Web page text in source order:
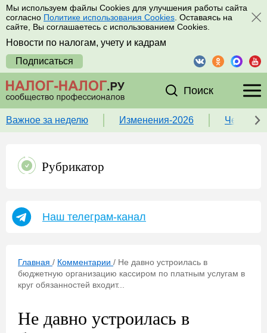
Мы используем файлы Cookies для улучшения работы сайта
согласно Политике использования Cookies . Оставаясь на
сайте, Вы соглашаетесь с использованием Cookies.
Новости по налогам, учету и кадрам
Подписаться
Поиск
Важное за неделю Изменения-2026 Чек-
Рубрикатор
Наш телеграм-канал
Главная / Комментарии / Не давно устроилась в
бюджетную организацию кассиром по платным услугам в
круг обязанностей входит...
Не давно устроилась в